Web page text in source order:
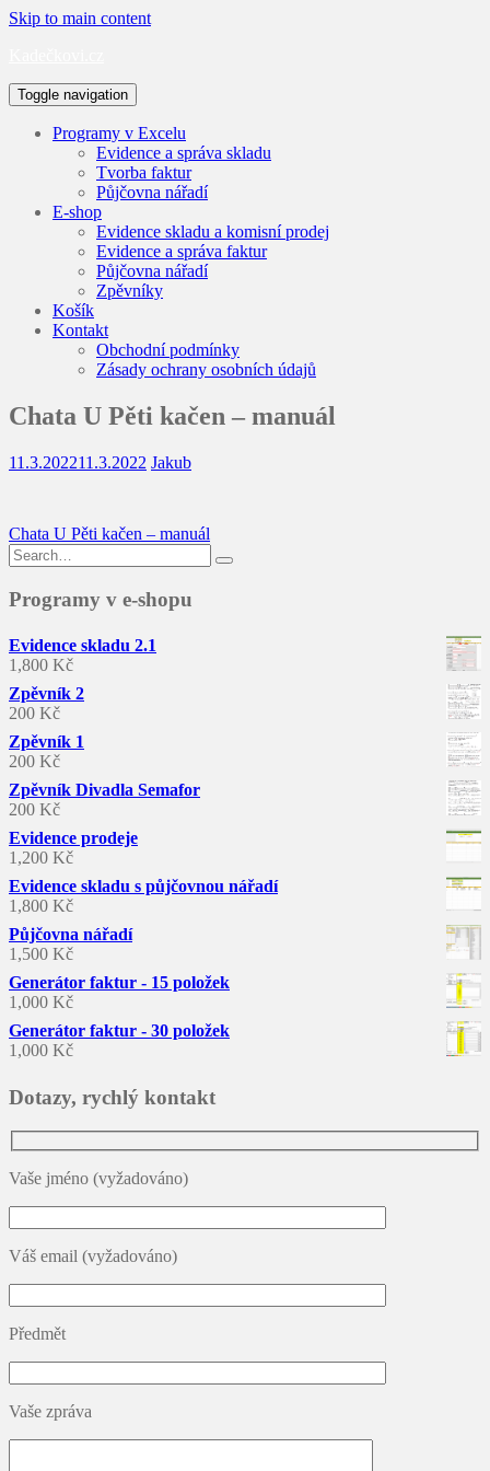
Skip to main content
Toggle navigation
Programy v Excelu
Evidence a správa skladu
Tvorba faktur
Půjčovna nářadí
E-shop
Evidence skladu a komisní prodej
Evidence a správa faktur
Půjčovna nářadí
Zpěvníky
Košík
Kontakt
Obchodní podmínky
Zásady ochrany osobních údajů
Chata U Pěti kačen – manuál
11.3.202211.3.2022 Jakub
Navigace
pro
příspěvek
Chata U Pěti kačen – manuál
Search
for:
Programy v e-shopu
Evidence skladu 2.1
1,800 Kč
Zpěvník 2
200 Kč
Zpěvník 1
200 Kč
Zpěvník Divadla Semafor
200 Kč
Evidence prodeje
1,200 Kč
Evidence skladu s půjčovnou nářadí
1,800 Kč
Půjčovna nářadí
1,500 Kč
Generátor faktur - 15 položek
1,000 Kč
Generátor faktur - 30 položek
1,000 Kč
Dotazy, rychlý kontakt
Vaše jméno (vyžadováno)
Váš email (vyžadováno)
Předmět
Vaše zpráva